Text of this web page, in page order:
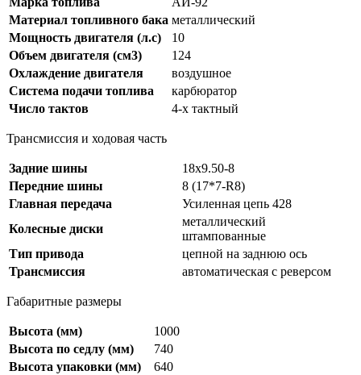
Материал топливного бака металлический
Мощность двигателя (л.с)
10
Объем двигателя (см3)
124
Охлаждение двигателя
воздушное
Система подачи топлива
карбюратор
Число тактов
4-х тактный
Трансмиссия и ходовая часть
Задние шины
18x9.50-8
Передние шины
8 (17*7-R8)
Главная передача
Усиленная цепь 428
Колесные диски
металлический
штампованные
Тип привода
цепной на заднюю ось
Трансмиссия
автоматическая с реверсом
Габаритные размеры
Высота (мм)
1000
Высота по седлу (мм)
740
Высота упаковки (мм)
640